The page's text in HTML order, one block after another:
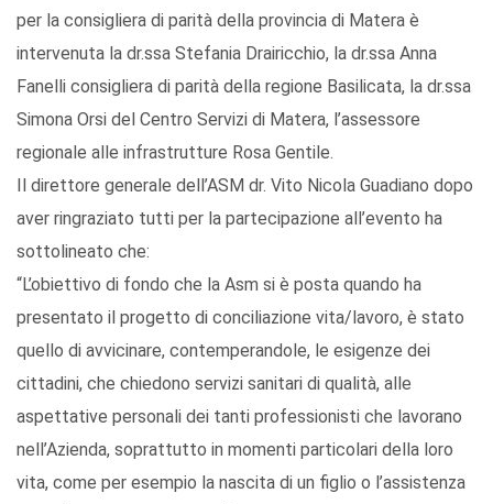
per la consigliera di parità della provincia di Matera è
intervenuta la dr.ssa Stefania Drairicchio, la dr.ssa Anna
Fanelli consigliera di parità della regione Basilicata, la dr.ssa
Simona Orsi del Centro Servizi di Matera, l’assessore
regionale alle infrastrutture Rosa Gentile.
Il direttore generale dell’ASM dr. Vito Nicola Guadiano dopo
aver ringraziato tutti per la partecipazione all’evento ha
sottolineato che:
“L’obiettivo di fondo che la Asm si è posta quando ha
presentato il progetto di conciliazione vita/lavoro, è stato
quello di avvicinare, contemperandole, le esigenze dei
cittadini, che chiedono servizi sanitari di qualità, alle
aspettative personali dei tanti professionisti che lavorano
nell’Azienda, soprattutto in momenti particolari della loro
vita, come per esempio la nascita di un figlio o l’assistenza